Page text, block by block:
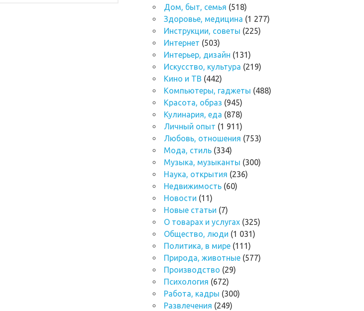
Дом, быт, семья (518)
Здоровье, медицина (1 277)
Инструкции, советы (225)
Интернет (503)
Интерьер, дизайн (131)
Искусство, культура (219)
Кино и ТВ (442)
Компьютеры, гаджеты (488)
Красота, образ (945)
Кулинария, еда (878)
Личный опыт (1 911)
Любовь, отношения (753)
Мода, стиль (334)
Музыка, музыканты (300)
Наука, открытия (236)
Недвижимость (60)
Новости (11)
Новые статьи (7)
О товарах и услугах (325)
Общество, люди (1 031)
Политика, в мире (111)
Природа, животные (577)
Производство (29)
Психология (672)
Работа, кадры (300)
Развлечения (249)